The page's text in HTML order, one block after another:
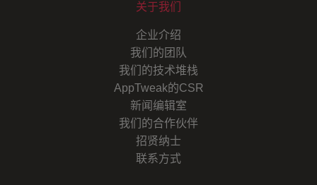
关于我们
企业介绍
我们的团队
我们的技术堆栈
AppTweak的CSR
新闻编辑室
我们的合作伙伴
招贤纳士
联系方式